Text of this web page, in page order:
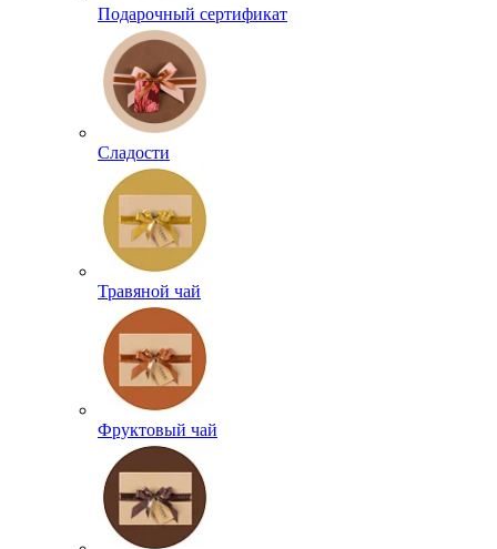
Подарочный сертификат
Сладости
Травяной чай
Фруктовый чай